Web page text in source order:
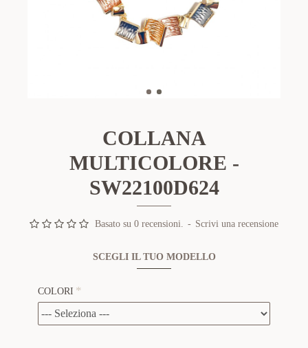
COLLANA
MULTICOLORE -
SW22100D624
Basato su 0 recensioni. - Scrivi una recensione
SCEGLI IL TUO MODELLO
COLORI